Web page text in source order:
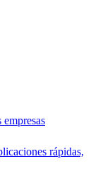
rápidas,